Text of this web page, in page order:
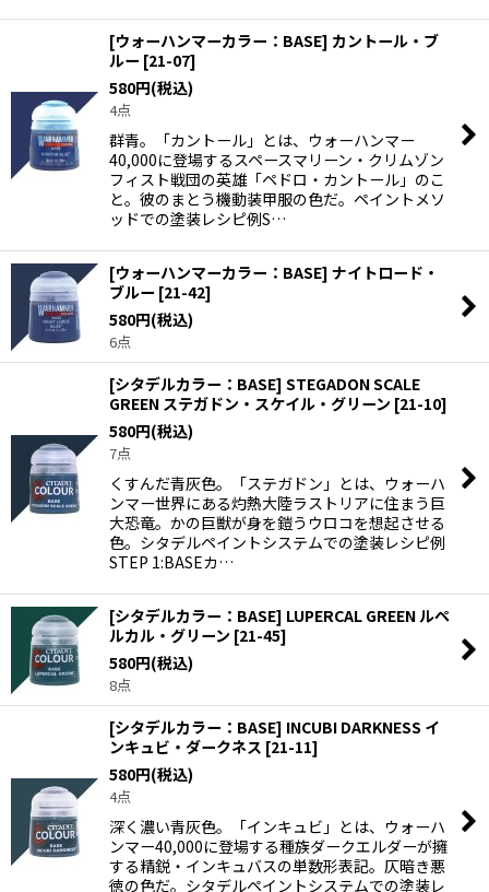
[ウォーハンマーカラー：BASE] カントール・ブ
ルー [21-07]
580円(税込)
4点
群青。「カントール」とは、ウォーハンマー
40,000に登場するスペースマリーン・クリムゾン
フィスト戦団の英雄「ペドロ・カントール」のこ
と。彼のまとう機動装甲服の色だ。ペイントメソ
ッドでの塗装レシピ例S…
[ウォーハンマーカラー：BASE] ナイトロード・
ブルー [21-42]
580円(税込)
6点
[シタデルカラー：BASE] STEGADON SCALE
GREEN ステガドン・スケイル・グリーン [21-10]
580円(税込)
7点
くすんだ青灰色。「ステガドン」とは、ウォーハ
ンマー世界にある灼熱大陸ラストリアに住まう巨
大恐竜。かの巨獣が身を鎧うウロコを想起させる
色。シタデルペイントシステムでの塗装レシピ例
STEP 1:BASEカ…
[シタデルカラー：BASE] LUPERCAL GREEN ルペ
ルカル・グリーン [21-45]
580円(税込)
8点
[シタデルカラー：BASE] INCUBI DARKNESS イ
ンキュビ・ダークネス [21-11]
580円(税込)
4点
深く濃い青灰色。「インキュビ」とは、ウォーハ
ンマー40,000に登場する種族ダークエルダーが擁
する精鋭・インキュバスの単数形表記。仄暗き悪
徳の色だ。シタデルペイントシステムでの塗装レ